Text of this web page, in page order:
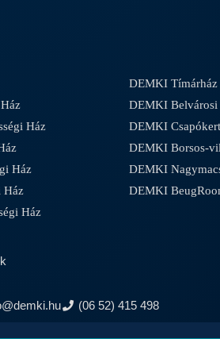
DEMKI
DEMKI
Ház
DEMKI
DEMKI Borsos-
Ház
DEMKI
Ház
DEMKI
Ház
(06 52) 415 498